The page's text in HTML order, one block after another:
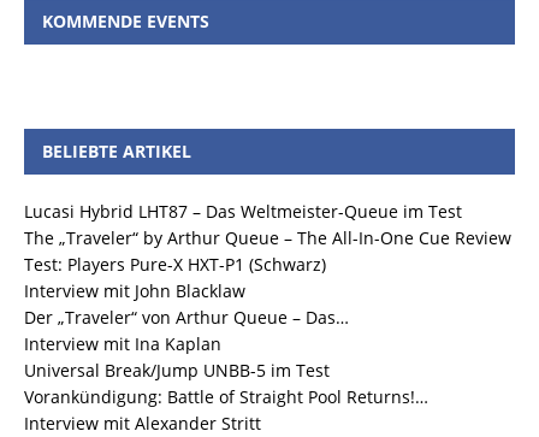
KOMMENDE EVENTS
BELIEBTE ARTIKEL
Lucasi Hybrid LHT87 – Das Weltmeister-Queue im Test
The „Traveler“ by Arthur Queue – The All-In-One Cue Review
Test: Players Pure-X HXT-P1 (Schwarz)
Interview mit John Blacklaw
Der „Traveler“ von Arthur Queue – Das…
Interview mit Ina Kaplan
Universal Break/Jump UNBB-5 im Test
Vorankündigung: Battle of Straight Pool Returns!…
Interview mit Alexander Stritt